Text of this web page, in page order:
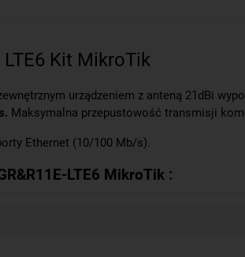
Kit MikroTik
urządzeniem z anteną 21dBi
Maksymalna przepustowość transmisji
Ethernet (10/100 Mb/s).
LTE6 MikroTik :